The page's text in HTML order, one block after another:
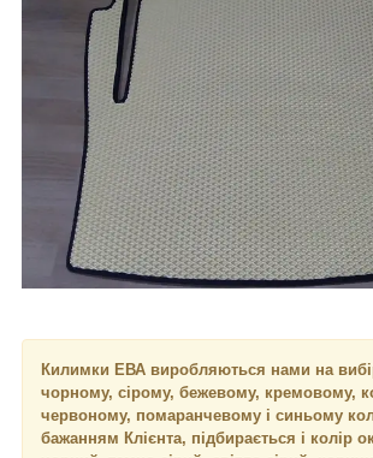
Килимки ЕВА виробляються нами на
чорному, сірому, бежевому, кремовому,
червоному, помаранчевому і синьому
бажанням Клієнта, підбирається і колір